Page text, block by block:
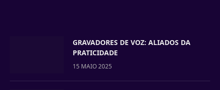
GRAVADORES DE VOZ: ALIADOS DA
PRATICIDADE
15 MAIO 2025